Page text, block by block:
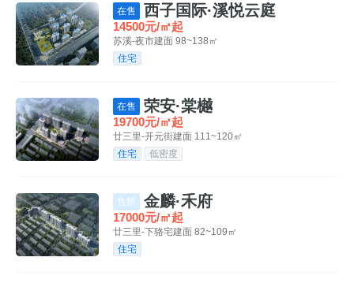
在售 西子国际·溪悦云庭
14500元/㎡起
苏溪-夜市建面 98~138㎡
住宅
在售 荣安·棠樾
19700元/㎡起
廿三里-开元街建面 111~120㎡
住宅
低密度
售罄 金麟·禾府
17000元/㎡起
廿三里-下骆宅建面 82~109㎡
住宅